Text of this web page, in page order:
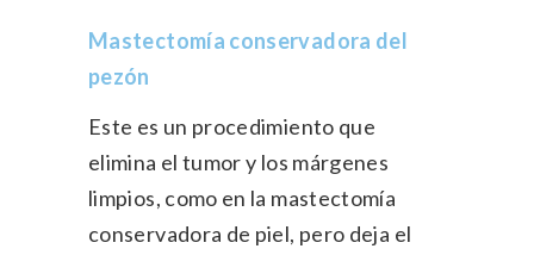
Mastectomía conservadora del
pezón
Este es un procedimiento que
elimina el tumor y los márgenes
limpios, como en la mastectomía
conservadora de piel, pero deja el